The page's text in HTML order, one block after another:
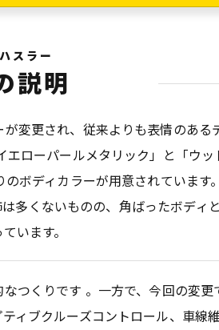
スラー
説明
変更され、従来よりも表情のある
エローパールメタリック」と「ウ
ボディカラーが用意されています。
多くないものの、角ばったボディ
います。
つくりです 。一方で、今回の変
ィブクルーズコントロール、車線